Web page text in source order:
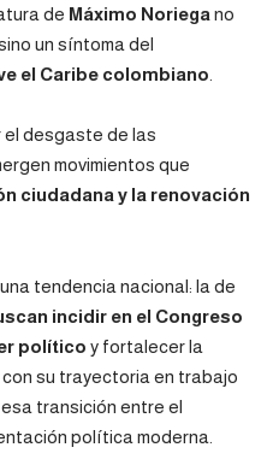
de Máximo Noriega no
un síntoma del
el Caribe colombiano
el desgaste de las
movimientos que
ciudadana y la renovación
tendencia nacional: la de
incidir en el Congreso
político y fortalecer la
su trayectoria en trabajo
transición entre el
política moderna.